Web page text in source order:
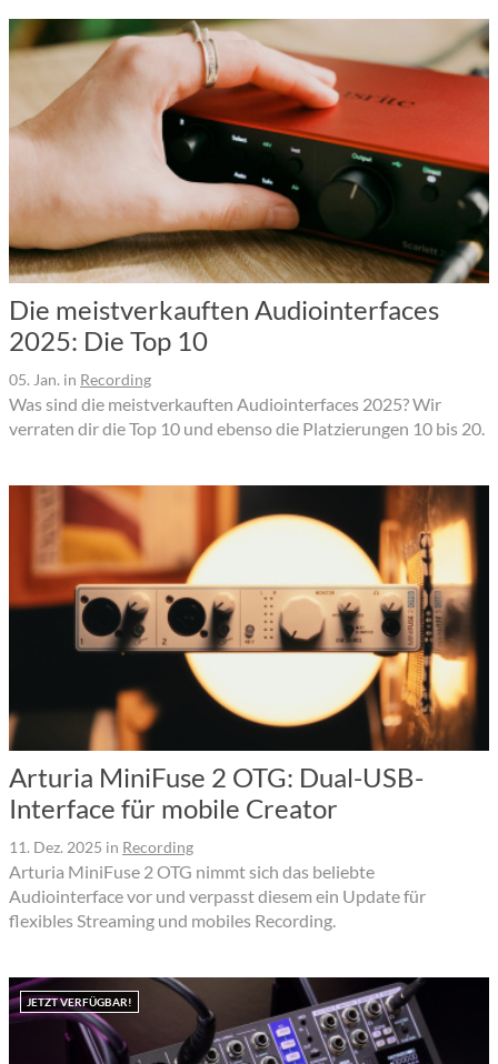
Die meistverkauften Audiointerfaces
2025: Die Top 10
05. Jan. in Recording
Was sind die meistverkauften Audiointerfaces 2025? Wir
verraten dir die Top 10 und ebenso die Platzierungen 10 bis 20.
Arturia MiniFuse 2 OTG: Dual-USB-
Interface für mobile Creator
11. Dez. 2025 in Recording
Arturia MiniFuse 2 OTG nimmt sich das beliebte
Audiointerface vor und verpasst diesem ein Update für
flexibles Streaming und mobiles Recording.
JETZT VERFÜGBAR!